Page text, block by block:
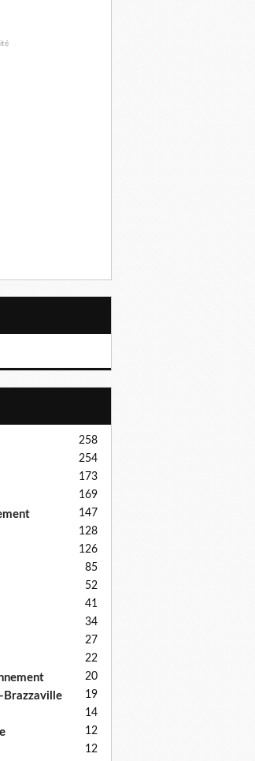
258
254
173
169
147
128
126
85
52
41
34
27
22
20
Brazzaville 19
14
12
12